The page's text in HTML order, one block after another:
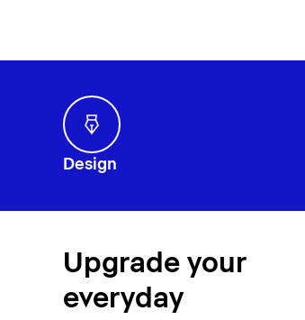
Design
Upgrade your
everyday